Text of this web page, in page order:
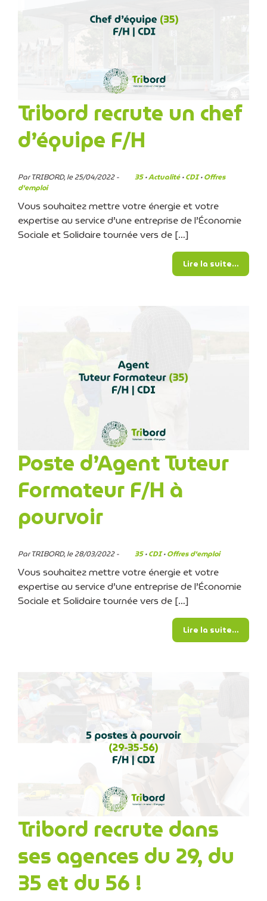
Tribord recrute un chef
d’équipe F/H
Par TRIBORD, le 25/04/2022 - 35·Actualité·CDI·Offres
d'emploi
Vous souhaitez mettre votre énergie et votre
expertise au service d’une entreprise de l’Économie
Sociale et Solidaire tournée vers de […]
Lire la suite…from
Poste d’Agent Tuteur
Formateur F/H à
pourvoir
Par TRIBORD, le 28/03/2022 - 35·CDI·Offres d'emploi
Vous souhaitez mettre votre énergie et votre
expertise au service d’une entreprise de l’Économie
Sociale et Solidaire tournée vers de […]
Lire la suite…from
Tribord recrute dans
ses agences du 29, du
35 et du 56 !